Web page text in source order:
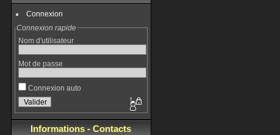
Connexion
Connexion rapide
Nom d'utilisateur
Mot de passe
Connexion auto
Informations - Contacts